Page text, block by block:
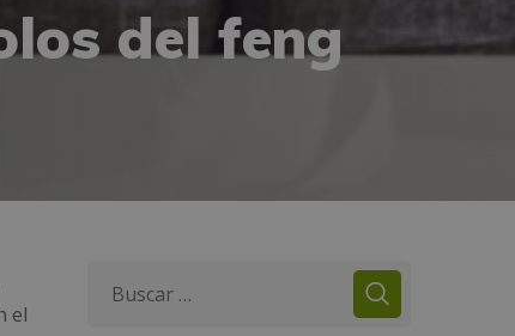
del feng
el